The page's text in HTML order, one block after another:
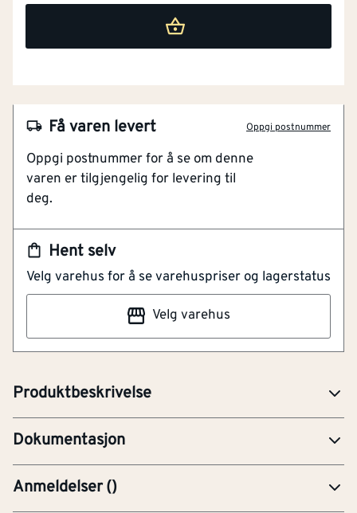
Hent selv
Velg varehus for å se varehuspriser og lagerstatus
Velg varehus
Få varen levert Oppgi postnummer
Oppgi postnummer for å se om denne
varen er tilgjengelig for levering til
deg.
Produktbeskrivelse
NOBB 40835472
Artikkelnummer
101207394
Meget Lettflytende Og Smidig
Kan Brukes Som Bindemiddel
Høyforedlet linolje tilsatt sikkativer, som gir harde
overflater. Er meget lettflytende og smidig. Kan brukes
som bindemiddell. Tynner White Spirit/ Ren Terpentin.
Dokumentasjon
Mat 02 Kokt Linolje.pdf
Anmeldelser()